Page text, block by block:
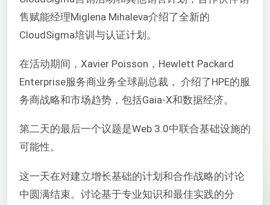
售赋能经理Miglena Mihaleva介绍了全新的
CloudSigma培训与认证计划。
在活动期间，Xavier Poisson， Hewlett Packard
Enterprise服务商业务全球副总裁， 介绍了HPE的服
务商战略和市场趋势，包括Gaia-X和数据经济。
第二天的最后一个议题是Web 3.0中联合基础设施的
可能性。
这一天在对建立增长基础的计划和合作战略的讨论
中圆满结束。讨论基于专业知识和最佳实践的分